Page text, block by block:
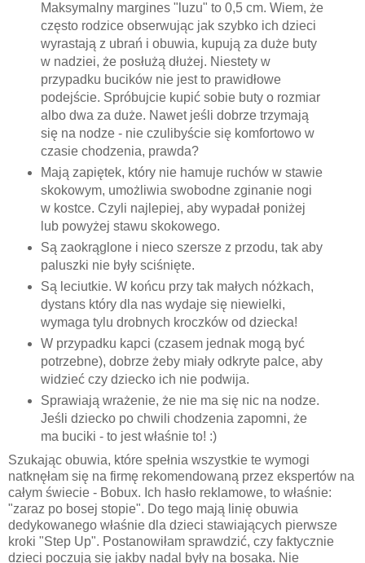
Maksymalny margines "luzu" to 0,5 cm. Wiem, że
często rodzice obserwując jak szybko ich dzieci
wyrastają z ubrań i obuwia, kupują za duże buty
w nadziei, że posłużą dłużej. Niestety w
przypadku bucików nie jest to prawidłowe
podejście. Spróbujcie kupić sobie buty o rozmiar
albo dwa za duże. Nawet jeśli dobrze trzymają
się na nodze - nie czulibyście się komfortowo w
czasie chodzenia, prawda?
Mają zapiętek, który nie hamuje ruchów w stawie
skokowym, umożliwia swobodne zginanie nogi
w kostce. Czyli najlepiej, aby wypadał poniżej
lub powyżej stawu skokowego.
Są zaokrąglone i nieco szersze z przodu, tak aby
paluszki nie były sciśnięte.
Są leciutkie. W końcu przy tak małych nóżkach,
dystans który dla nas wydaje się niewielki,
wymaga tylu drobnych kroczków od dziecka!
W przypadku kapci (czasem jednak mogą być
potrzebne), dobrze żeby miały odkryte palce, aby
widzieć czy dziecko ich nie podwija.
Sprawiają wrażenie, że nie ma się nic na nodze.
Jeśli dziecko po chwili chodzenia zapomni, że
ma buciki - to jest właśnie to! :)
Szukając obuwia, które spełnia wszystkie te wymogi
natknęłam się na firmę rekomendowaną przez ekspertów na
całym świecie - Bobux. Ich hasło reklamowe, to właśnie:
"zaraz po bosej stopie". Do tego mają linię obuwia
dedykowanego właśnie dla dzieci stawiających pierwsze
kroki "Step Up". Postanowiłam sprawdzić, czy faktycznie
dzieci poczują się jakby nadal były na bosaka. Nie